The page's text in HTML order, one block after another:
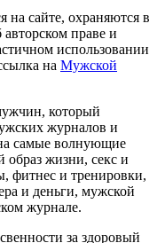
на сайте, охраняются в
авторском праве и
использовании
на Мужской
который
журналов и
самые волнующие
жизни, секс и
фитнес и тренировки,
и деньги, мужской
журнале.
за здоровый